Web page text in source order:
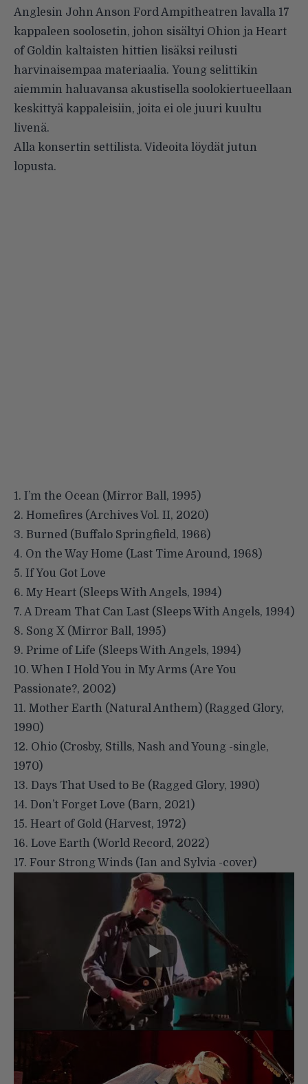
Anglesin John Anson Ford Ampitheatren lavalla 17
kappaleen soolosetin, johon sisältyi Ohion ja Heart
of Goldin kaltaisten hittien lisäksi reilusti
harvinaisempaa materiaalia. Young selittikin
aiemmin haluavansa akustisella soolokiertueellaan
keskittyä kappaleisiin, joita ei ole juuri kuultu
livenä.
Alla konsertin settilista. Videoita löydät jutun
lopusta.
1. I’m the Ocean (Mirror Ball, 1995)
2. Homefires (Archives Vol. II, 2020)
3. Burned (Buffalo Springfield, 1966)
4. On the Way Home (Last Time Around, 1968)
5. If You Got Love
6. My Heart (Sleeps With Angels, 1994)
7. A Dream That Can Last (Sleeps With Angels, 1994)
8. Song X (Mirror Ball, 1995)
9. Prime of Life (Sleeps With Angels, 1994)
10. When I Hold You in My Arms (Are You
Passionate?, 2002)
11. Mother Earth (Natural Anthem) (Ragged Glory,
1990)
12. Ohio (Crosby, Stills, Nash and Young -single,
1970)
13. Days That Used to Be (Ragged Glory, 1990)
14. Don’t Forget Love (Barn, 2021)
15. Heart of Gold (Harvest, 1972)
16. Love Earth (World Record, 2022)
17. Four Strong Winds (Ian and Sylvia -cover)